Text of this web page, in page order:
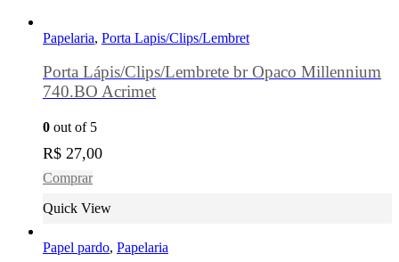
Papelaria, Porta Lapis/Clips/Lembret
Porta Lápis/Clips/Lembrete br Opaco Millennium
740.BO Acrimet
0 out of 5
R$ 27,00
Comprar
Quick View
Papel pardo, Papelaria